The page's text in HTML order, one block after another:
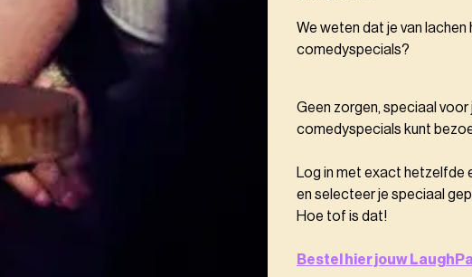
We weten dat je van
comedyspecials?
Geen zorgen, speciaal
comedyspecials kunt
Log in met exact hetzelfde
en selecteer je speciaal
Hoe tof is dat!
Bestel hier jouw